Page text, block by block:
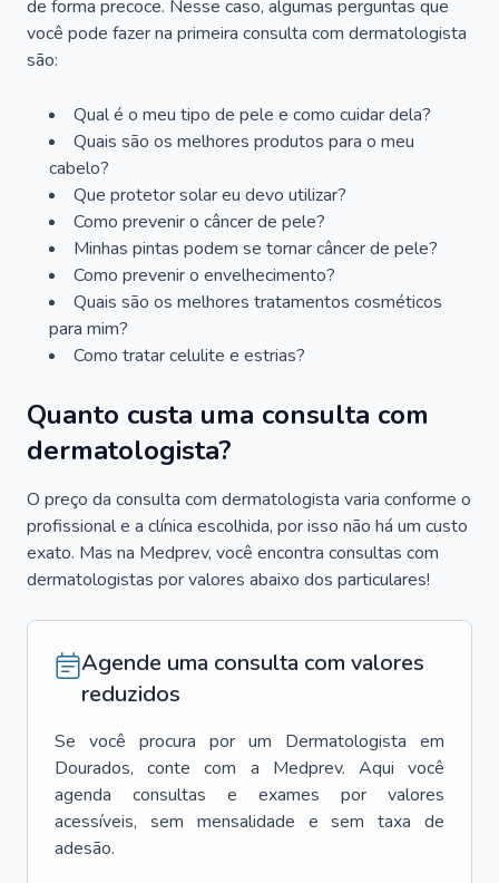
de forma precoce. Nesse caso, algumas perguntas que
você pode fazer na primeira consulta com dermatologista
são:
Qual é o meu tipo de pele e como cuidar dela?
Quais são os melhores produtos para o meu
cabelo?
Que protetor solar eu devo utilizar?
Como prevenir o câncer de pele?
Minhas pintas podem se tornar câncer de pele?
Como prevenir o envelhecimento?
Quais são os melhores tratamentos cosméticos
para mim?
Como tratar celulite e estrias?
Quanto custa uma consulta com
dermatologista?
O preço da consulta com dermatologista varia conforme o
profissional e a clínica escolhida, por isso não há um custo
exato. Mas na Medprev, você encontra consultas com
dermatologistas por valores abaixo dos particulares!
Agende uma consulta com valores
reduzidos
Se você procura por um Dermatologista em
Dourados, conte com a Medprev. Aqui você
agenda consultas e exames por valores
acessíveis, sem mensalidade e sem taxa de
adesão.